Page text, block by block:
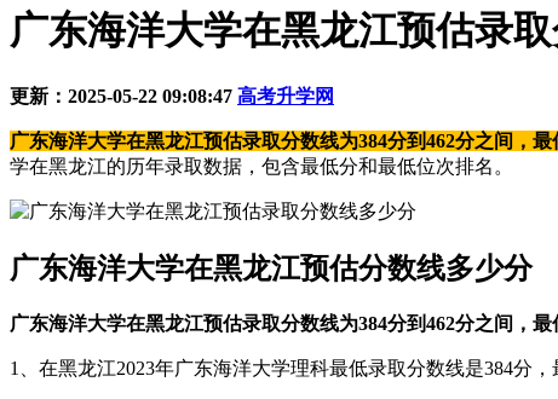
广东海洋大学在黑龙江预估录
更新：2025-05-22 09:08:47 高考升学网
广东海洋大学在黑龙江预估录取分数线为384分到462分之间，
学在黑龙江的历年录取数据，包含最低分和最低位次排名。
广东海洋大学在黑龙江预估分数线多少分
广东海洋大学在黑龙江预估录取分数线为384分到462分之间，最
1、在黑龙江2023年广东海洋大学理科最低录取分数线是384分